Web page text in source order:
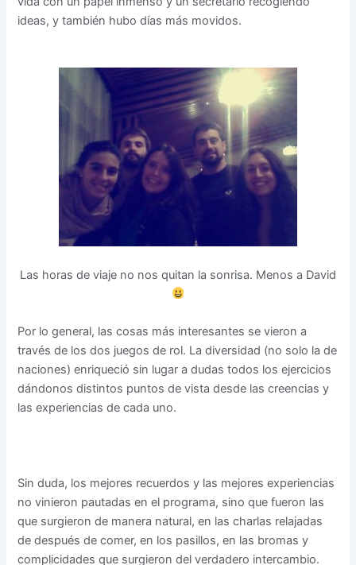
ideas, y también hubo días más movidos.
Las horas de viaje no nos quitan la sonrisa. Menos a David
Por lo general, las cosas más interesantes se vieron a
través de los dos juegos de rol. La diversidad (no solo la de
naciones) enriqueció sin lugar a dudas todos los ejercicios
dándonos distintos puntos de vista desde las creencias y
las experiencias de cada uno.
Sin duda, los mejores recuerdos y las mejores experiencias
no vinieron pautadas en el programa, sino que fueron las
que surgieron de manera natural, en las charlas relajadas
de después de comer, en los pasillos, en las bromas y
complicidades que surgieron del verdadero intercambio.